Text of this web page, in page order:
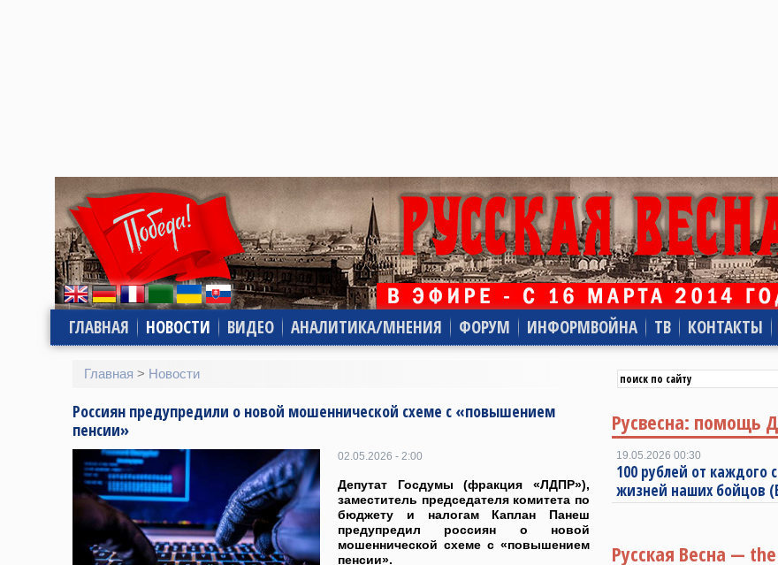
ГЛАВНАЯ НОВОСТИ ВИДЕО АНАЛИТИКА/МНЕНИЯ ФОРУМ ИНФОРМВОЙНА ТВ КОНТАКТЫ
Главная > Новости
Россиян предупредили о новой мошеннической схеме с «повышением
пенсии»
02.05.2026 - 2:00
Депутат Госдумы (фракция «ЛДПР»),
заместитель председателя комитета по
бюджету и налогам Каплан Панеш
предупредил россиян о новой
мошеннической схеме с «повышением
пенсии».
Русвесна: помощь
19.05.2026 00:30
100 рублей от каждого
жизней наших бойцов
Русская Весна —